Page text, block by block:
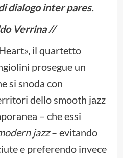
dialogo inter pares.
Verrina //
il quartetto
prosegue un
si snoda con
dello smooth jazz
– che essi
jazz– evitando
e preferendo invece